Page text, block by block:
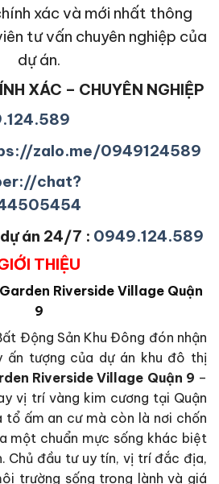
xác và mới nhất thông
tư vấn chuyên nghiệp của
dự án.
XÁC – CHUYÊN NGHIỆP
zalo.me/0949124589
chat?
án 24/7 : 0949.124.589
THIỆU
Riverside Village Quận
9
Động Sản Khu Đông đón nhận
ấn tượng của dự án khu đô thị
Riverside Village Quận 9 –
vị trí vàng kim cương tại Quận
tổ ấm an cư mà còn là nơi chốn
một chuẩn mực sống khác biệt
Chủ đầu tư uy tín, vị trí đắc địa,
trường sống trong lành và giá